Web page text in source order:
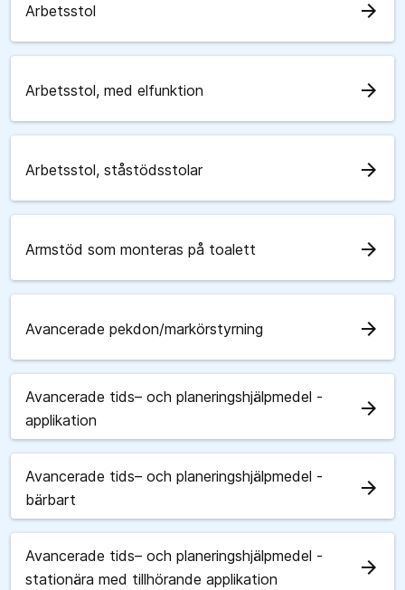
Arbetsstol arrow_forward
Arbetsstol, med elfunktion arrow_forward
Arbetsstol, ståstödsstolar arrow_forward
Armstöd som monteras på toalett arrow_forward
Avancerade pekdon/markörstyrning arrow_forward
Avancerade tids– och planeringshjälpmedel -
applikation
arrow_forward
Avancerade tids– och planeringshjälpmedel -
bärbart
arrow_forward
Avancerade tids– och planeringshjälpmedel -
stationära med tillhörande applikation
arrow_forward